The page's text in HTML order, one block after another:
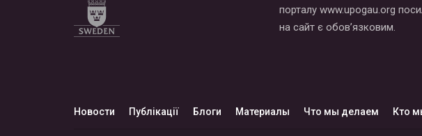
порталу www.upogau.org
на сайт є обов’язковим.
Новости Публікації Блоги Материалы Что мы делаем Кто